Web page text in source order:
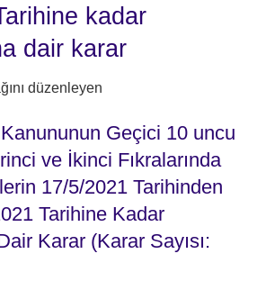
kadar
dair karar
düzenleyen
Kanununun Geçici 10 uncu
ve İkinci Fıkralarında
17/5/2021 Tarihinden
Tarihine Kadar
Karar (Karar Sayısı: